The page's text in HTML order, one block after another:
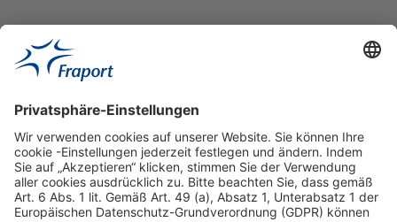
Hilfreiche Links